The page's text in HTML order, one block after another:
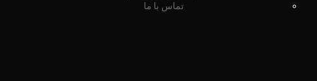
تماس با ما